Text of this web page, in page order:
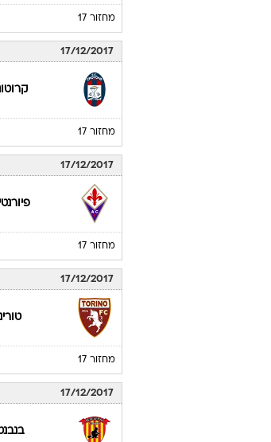
מחזור 17
17/12/2017
מחזור 17
17/12/2017
מחזור 17
17/12/2017
מחזור 17
17/12/2017